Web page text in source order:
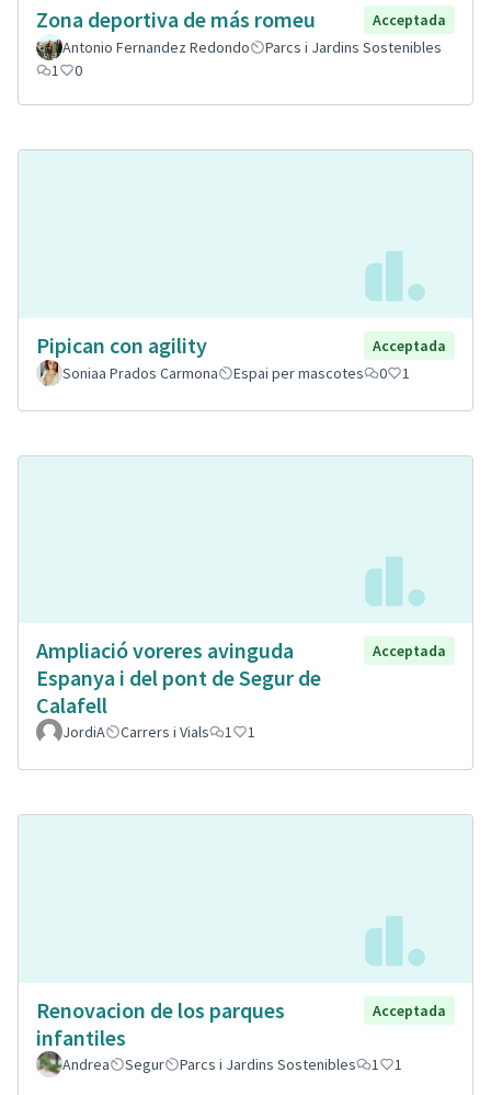
Zona deportiva de más romeu
Acceptada
Antonio Fernandez Redondo
Parcs i Jardins Sostenibles
1
0
Pipican con agility
Acceptada
Soniaa Prados Carmona
Espai per mascotes 0 1
Ampliació voreres avinguda
Espanya i del pont de Segur de
Calafell
Acceptada
JordiA Carrers i Vials 1 1
Renovacion de los parques
infantiles
Acceptada
Andrea Segur Parcs i Jardins Sostenibles 1 1